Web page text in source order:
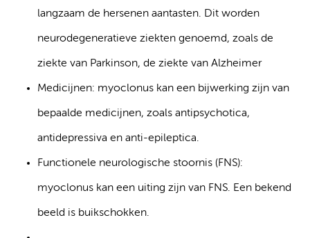
langzaam de hersenen aantasten. Dit worden
neurodegeneratieve ziekten genoemd, zoals de
ziekte van Parkinson, de ziekte van Alzheimer
Medicijnen: myoclonus kan een bijwerking zijn van
bepaalde medicijnen, zoals antipsychotica,
antidepressiva en anti-epileptica.
Functionele neurologische stoornis (FNS):
myoclonus kan een uiting zijn van FNS. Een bekend
beeld is buikschokken.